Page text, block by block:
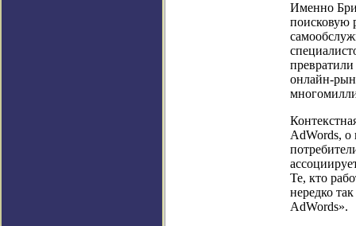
Именно
поисковую
онлайн-
AdWords,
Те, кто
нередко
AdWords».